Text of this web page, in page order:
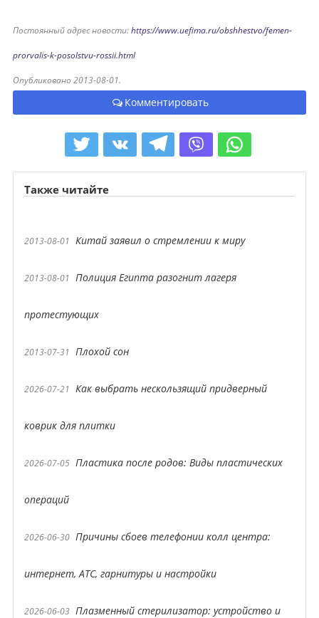
Постоянный адрес новости:https://www.uefima.ru/obshhestvo/femen-
prorvalis-k-posolstvu-rossii.html
Опубликовано 2013-08-01.
Комментировать
Также читайте
2013-08-01 Китай заявил о стремлении к миру
2013-08-01 Полиция Египта разогнит лагеря
протестующих
2013-07-31 Плохой сон
2026-07-21 Как выбрать нескользящий придверный
коврик для плитки
2026-07-05 Пластика после родов: Виды пластических
операций
2026-06-30 Причины сбоев телефонии колл центра:
интернет, АТС, гарнитуры и настройки
2026-06-03 Плазменный стерилизатор: устройство и